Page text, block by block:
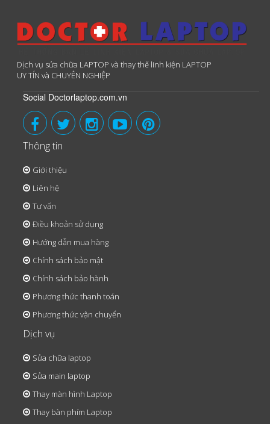
Dịch vụ sửa chữa LAPTOP và thay thế linh kiện LAPTOP
UY TÍN và CHUYÊN NGHIỆP
Social Doctorlaptop.com.vn
Thông tin
Giới thiệu
Liên hệ
Tư vấn
Điều khoản sử dụng
Hướng dẫn mua hàng
Chính sách bảo mật
Chính sách bảo hành
Phương thức thanh toán
Phương thức vận chuyển
Dịch vụ
Sửa chữa laptop
Sửa main laptop
Thay màn hình Laptop
Thay bàn phím Laptop